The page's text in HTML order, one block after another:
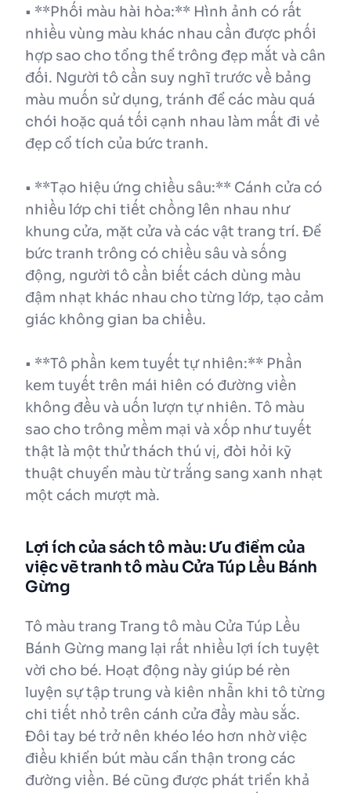
• **Phối màu hài hòa:** Hình ảnh có rất
nhiều vùng màu khác nhau cần được phối
hợp sao cho tổng thể trông đẹp mắt và cân
đối. Người tô cần suy nghĩ trước về bảng
màu muốn sử dụng, tránh để các màu quá
chói hoặc quá tối cạnh nhau làm mất đi vẻ
đẹp cổ tích của bức tranh.
• **Tạo hiệu ứng chiều sâu:** Cánh cửa có
nhiều lớp chi tiết chồng lên nhau như
khung cửa, mặt cửa và các vật trang trí. Để
bức tranh trông có chiều sâu và sống
động, người tô cần biết cách dùng màu
đậm nhạt khác nhau cho từng lớp, tạo cảm
giác không gian ba chiều.
• **Tô phần kem tuyết tự nhiên:** Phần
kem tuyết trên mái hiên có đường viền
không đều và uốn lượn tự nhiên. Tô màu
sao cho trông mềm mại và xốp như tuyết
thật là một thử thách thú vị, đòi hỏi kỹ
thuật chuyển màu từ trắng sang xanh nhạt
một cách mượt mà.
Lợi ích của sách tô màu: Ưu điểm của
việc vẽ tranh tô màu Cửa Túp Lều Bánh
Gừng
Tô màu trang Trang tô màu Cửa Túp Lều
Bánh Gừng mang lại rất nhiều lợi ích tuyệt
vời cho bé. Hoạt động này giúp bé rèn
luyện sự tập trung và kiên nhẫn khi tô từng
chi tiết nhỏ trên cánh cửa đầy màu sắc.
Đôi tay bé trở nên khéo léo hơn nhờ việc
điều khiển bút màu cẩn thận trong các
đường viền. Bé cũng được phát triển khả